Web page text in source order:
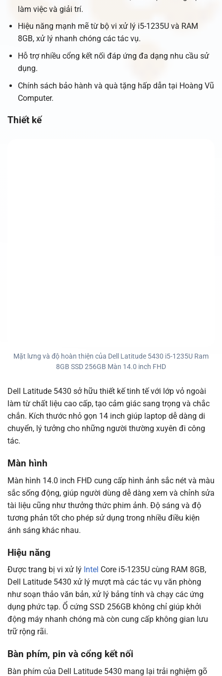
làm việc và giải trí.
Hiệu năng mạnh mẽ từ bộ vi xử lý i5-1235U và RAM
8GB, xử lý nhanh chóng các tác vụ.
Hỗ trợ nhiều cổng kết nối đáp ứng đa dạng nhu cầu sử
dụng.
Chính sách bảo hành và quà tặng hấp dẫn tại Hoàng Vũ
Computer.
Thiết kế
Mặt lưng và độ hoàn thiện của Dell Latitude 5430 i5-1235U Ram
8GB SSD 256GB Màn 14.0 inch FHD
Dell Latitude 5430 sở hữu thiết kế tinh tế với lớp vỏ ngoài
làm từ chất liệu cao cấp, tạo cảm giác sang trọng và chắc
chắn. Kích thước nhỏ gọn 14 inch giúp laptop dễ dàng di
chuyển, lý tưởng cho những người thường xuyên đi công
tác.
Màn hình
Màn hình 14.0 inch FHD cung cấp hình ảnh sắc nét và màu
sắc sống động, giúp người dùng dễ dàng xem và chỉnh sửa
tài liệu cũng như thưởng thức phim ảnh. Độ sáng và độ
tương phản tốt cho phép sử dụng trong nhiều điều kiện
ánh sáng khác nhau.
Hiệu năng
Được trang bị vi xử lý Intel Core i5-1235U cùng RAM 8GB,
Dell Latitude 5430 xử lý mượt mà các tác vụ văn phòng
như soạn thảo văn bản, xử lý bảng tính và chạy các ứng
dụng phức tạp. Ổ cứng SSD 256GB không chỉ giúp khởi
động máy nhanh chóng mà còn cung cấp không gian lưu
trữ rộng rãi.
Bàn phím, pin và cổng kết nối
Bàn phím của Dell Latitude 5430 mang lại trải nghiệm gõ